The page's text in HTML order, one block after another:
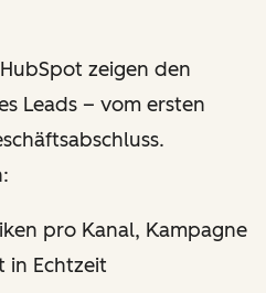
zeigen den
Leads – vom ersten
pro Kanal, Kampagne
in Echtzeit